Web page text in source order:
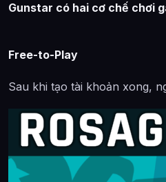
Gunstar có hai cơ chế chơi
Free-to-Play
Sau khi tạo tài khoản xong,